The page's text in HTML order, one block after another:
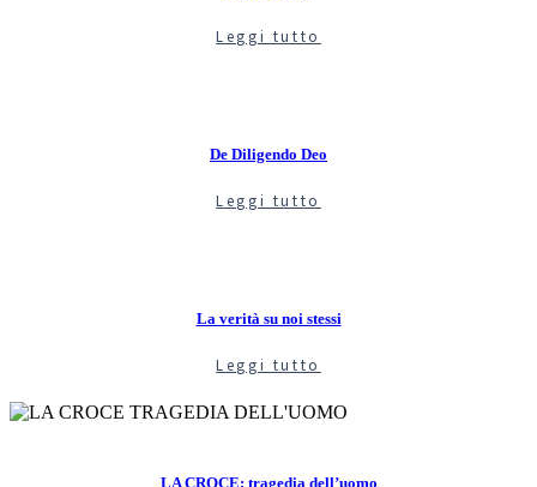
Leggi tutto
De Diligendo Deo
Leggi tutto
La verità su noi stessi
Leggi tutto
LA CROCE: tragedia dell’uomo